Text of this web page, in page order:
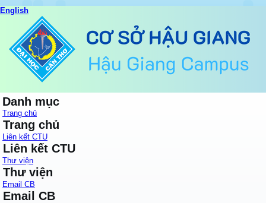
English
Danh mục
Trang chủ
Trang chủ
Liên kết CTU
Liên kết CTU
Thư viện
Thư viện
Email CB
Email CB